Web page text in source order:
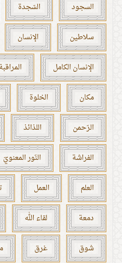
السجود السّجدة
سلاطين الإنسان
الإنسان الكامل المراقبة
مكان الخلوة
الرّحمن اللذائذ
الفراشة النّور المعنويّ
العلم العمل
دمعة لقاء الله
شوق غرق